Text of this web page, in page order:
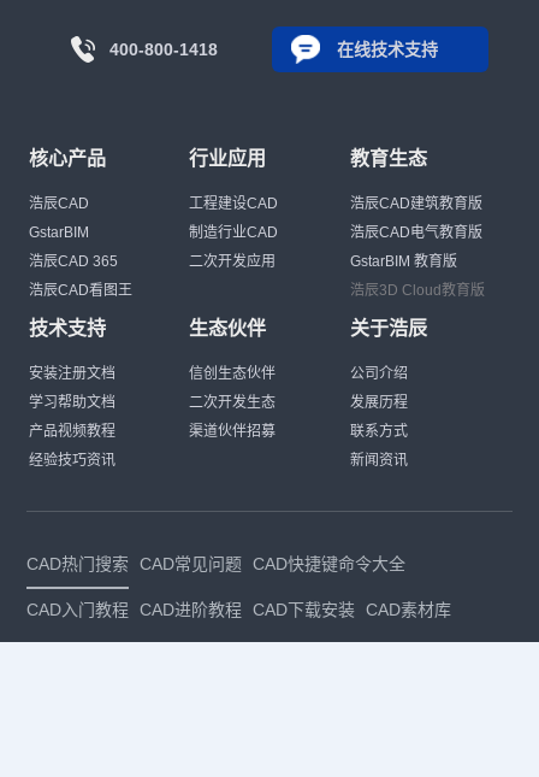
400-800-1418 在线技术支持
核心产品
浩辰CAD
GstarBIM
浩辰CAD 365
浩辰CAD看图王
行业应用
工程建设CAD
制造行业CAD
二次开发应用
教育生态
浩辰CAD建筑教育版
浩辰CAD电气教育版
GstarBIM 教育版
浩辰3D Cloud教育版
技术支持
安装注册文档
学习帮助文档
产品视频教程
经验技巧资讯
生态伙伴
信创生态伙伴
二次开发生态
渠道伙伴招募
关于浩辰
公司介绍
发展历程
联系方式
新闻资讯
CAD热门搜索 CAD常见问题 CAD快捷键命令大全
CAD入门教程 CAD进阶教程 CAD下载安装 CAD素材库